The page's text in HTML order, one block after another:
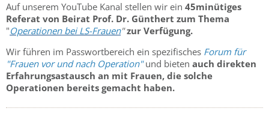
Auf unserem YouTube Kanal stellen wir ein 45minütiges
Referat von Beirat Prof. Dr. Günthert zum Thema
"Operationen bei LS-Frauen"zur Verfügung.
Wir führen im Passwortbereich ein spezifisches Forum für
"Frauen vor und nach Operation" und bieten auch direkten
Erfahrungsastausch an mit Frauen, die solche
Operationen bereits gemacht haben.